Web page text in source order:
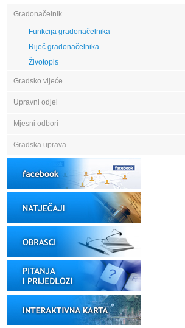
Gradonačelnik
Funkcija gradonačelnika
Riječ gradonačelnika
Životopis
Gradsko vijeće
Upravni odjel
Mjesni odbori
Gradska uprava